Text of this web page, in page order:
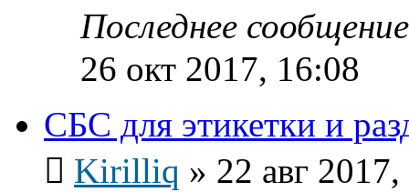
Последнее
26 окт 2017, 16:08
СБС для этикетки и
Kirilliq » 22 авг